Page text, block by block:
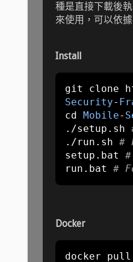
種是直接下載後
來使用，可以依
Install
git clone
Security-
cd Mobile-
./setup . sh
./run . sh #
setup . bat
run . bat #
Docker
docker